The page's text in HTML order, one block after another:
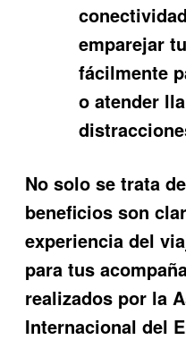
emparejar
fácilmente
o atender
No solo se trata
beneficios son
experiencia del
para tus
realizados por la
Internacional del